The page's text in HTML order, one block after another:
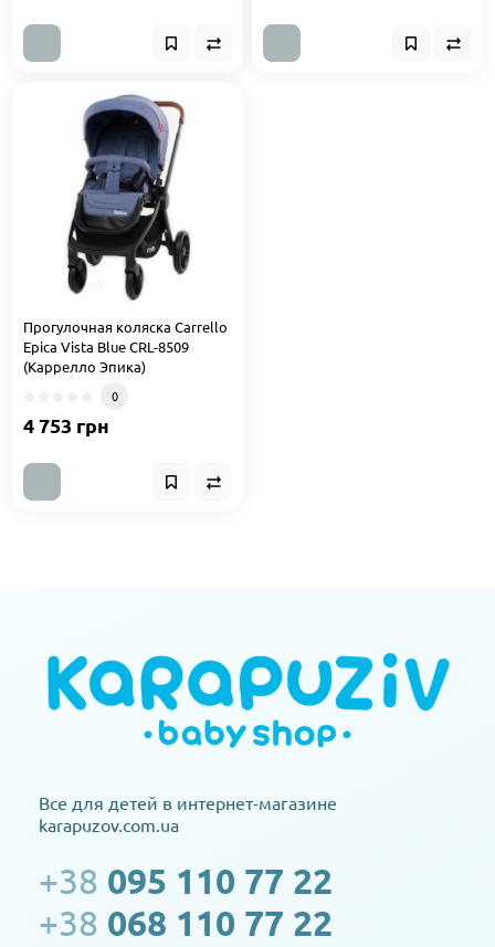
Прогулочная коляска Carrello
Epica Vista Blue CRL-8509
(Каррелло Эпика)
0
4 753 грн
Все для детей в интернет-магазине
karapuzov.com.ua
+38 095 110 77 22
+38 068 110 77 22